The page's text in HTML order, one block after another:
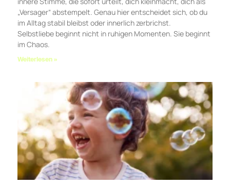
„Versager“ abstempelt. Genau hier entscheidet sich, ob du
im Alltag stabil bleibst oder innerlich zerbrichst.
Selbstliebe beginnt nicht in ruhigen Momenten. Sie beginnt
im Chaos.
Weiterlesen »